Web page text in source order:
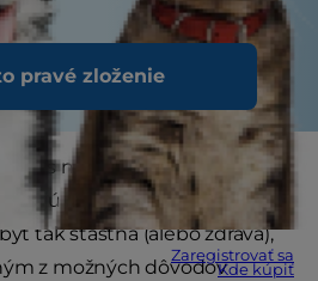
pravé zloženie
Zaregistrovať sa
Kde kúpiť
s nadváhou? Niektorí
rozkošne, ale mačka s
tak šťastná (alebo zdravá),
z možných dôvodov